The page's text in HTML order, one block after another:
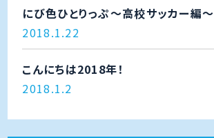
にび色ひとりっぷ～高校サッカー編～
2018.1.22
こんにちは2018年！
2018.1.2